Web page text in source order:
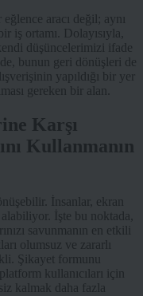
aracı değil; aynı
iş ortamı. Dolayısıyla,
düşüncelerimizi ifade
bunun geri dönüşleri de
yapıldığı bir yer
gereken bir alan.
Karşı
Kullanmanın
İnsanlar, ekran
alabiliyor. İşte bu noktada,
savunmanın en etkili
olumsuz ve zararlı
Şikayet formunu
kullanıcıları için
kalmak daha fazla